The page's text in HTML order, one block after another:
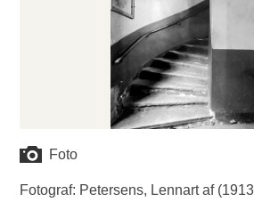
Foto
Fotograf: Petersens, Lennart af